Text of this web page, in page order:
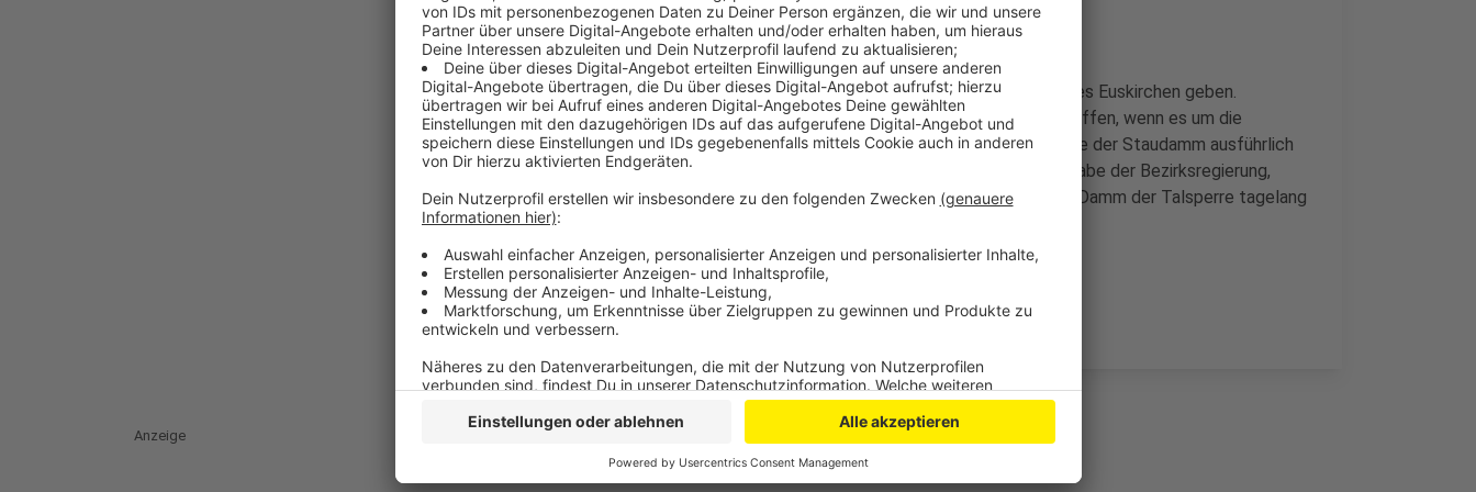
Anzeige
Es dürfe keine kommunalen Alleingänge beispielsweise des Kreises Euskirchen geben.
Schließlich seien alle Gemeinden unterhalb des Staudamms betroffen, wenn es um die
Wiederinbetriebnahme der Steinbachtalsperre gehe. Vorher müsse der Staudamm ausführlich
geprüft und an den Klimawandel angepasst werden. Das sei Aufgabe der Bezirksregierung,
teilten die Grünen mit. Bei der Flutkatastrophe im Juli drohte der Damm der Talsperre tagelang
Anzeige
Anzeige